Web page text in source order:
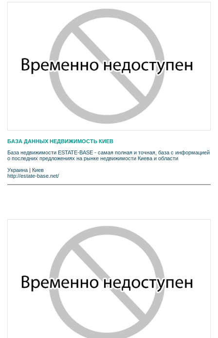
БАЗА ДАННЫХ НЕДВИЖИМОСТЬ КИЕВ
База недвижимости ESTATE-BASE - самая полная и точная, база с информацией
о последних предложениях на рынке недвижимости Киева и области
Украина
Киев
http://estate-base.net/